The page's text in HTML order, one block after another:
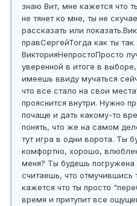
знаю Вит, мне кажется что
не тянет ко мне, ты не
рассказать или показать.
правСергейТогда как ты
ВикторияНепростоПросто
уверенной в итоге в
имеешь ввиду мучаться
что все стало на свои
прояснится внутри. Нужно
почаще и дать какому-то
понять, что же на самом
тут игра в одни ворота. Ты
комфортно, хорошо,
меня? Ты будешь
считаешь, что
кажется что ты просто
время и притупит все